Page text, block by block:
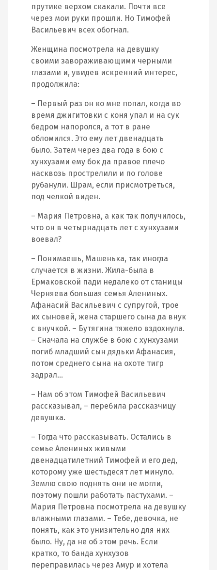
прутике верхом скакали. Почти все
через мои руки прошли. Но Тимофей
Васильевич всех обогнал.
Женщина посмотрела на девушку
своими завораживающими черными
глазами и, увидев искренний интерес,
продолжила:
– Первый раз он ко мне попал, когда во
время джигитовки с коня упал и на сук
бедром напоролся, а тот в ране
обломился. Это ему лет двенадцать
было. Затем через два года в бою с
хунхузами ему бок да правое плечо
насквозь прострелили и по голове
рубанули. Шрам, если присмотреться,
под челкой виден.
– Мария Петровна, а как так получилось,
что он в четырнадцать лет с хунхузами
воевал?
– Понимаешь, Машенька, так иногда
случается в жизни. Жила-была в
Ермаковской пади недалеко от станицы
Черняева большая семья Алениных.
Афанасий Васильевич с супругой, трое
их сыновей, жена старшего сына да внук
с внучкой. – Бутягина тяжело вздохнула.
– Сначала на службе в бою с хунхузами
погиб младший сын дядьки Афанасия,
потом среднего сына на охоте тигр
задрал…
– Нам об этом Тимофей Васильевич
рассказывал, – перебила рассказчицу
девушка.
– Тогда что рассказывать. Остались в
семье Алениных живыми
двенадцатилетний Тимофей и его дед,
которому уже шестьдесят лет минуло.
Землю свою поднять они не могли,
поэтому пошли работать пастухами. –
Мария Петровна посмотрела на девушку
влажными глазами. – Тебе, девочка, не
понять, как это унизительно для них
было. Ну, да не об этом речь. Если
кратко, то банда хунхузов
переправилась через Амур и хотела